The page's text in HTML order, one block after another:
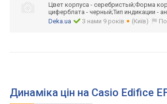
Цвет корпуса - серебристый;Форма
циферблата - черный;Тип индикации -
Deka.ua
З нами 9 років (Київ)
Динаміка цін на Casio Edifice